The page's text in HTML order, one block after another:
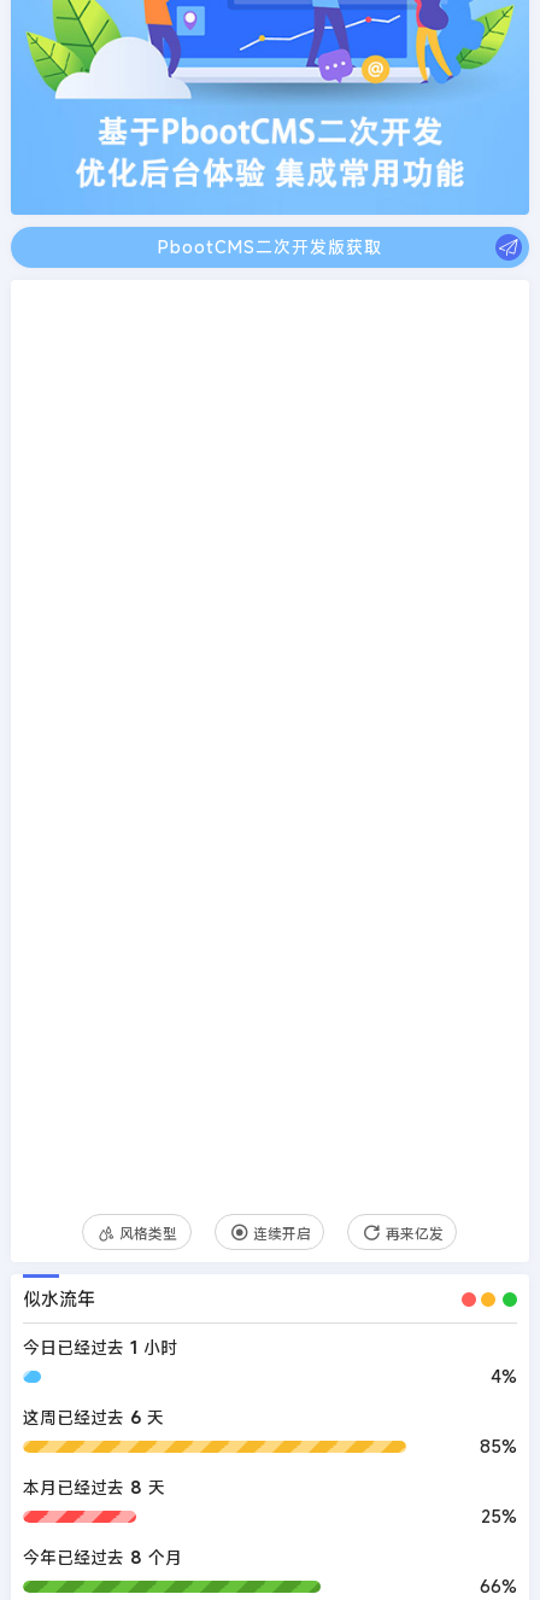
PbootCMS二次开发版获取
风格类型 连续开启 再来亿发
似水流年
今日已经过去 1 小时
4%
这周已经过去 6 天
85%
本月已经过去 8 天
25%
今年已经过去 8 个月
66%